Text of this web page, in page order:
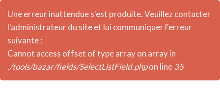
Une erreur inattendue s'est produite. Veuillez contacter
l'administrateur du site et lui communiquer l'erreur
suivante :
Cannot access offset of type array on array in
./tools/bazar/fields/SelectListField.phpon line35